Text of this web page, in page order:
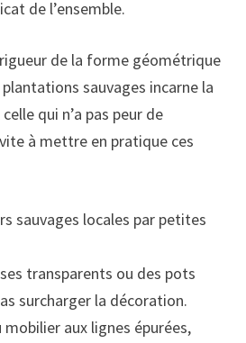
de l’ensemble.
de la forme géométrique
sauvages incarne la
qui n’a pas peur de
à mettre en pratique ces
sauvages locales par petites
transparents ou des pots
surcharger la décoration.
aux lignes épurées,